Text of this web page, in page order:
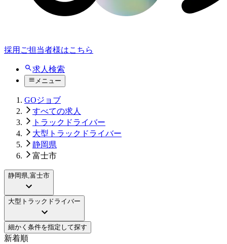
採用ご担当者様はこちら
求人検索
メニュー
GOジョブ
すべての求人
トラックドライバー
大型トラックドライバー
静岡県
富士市
静岡県,富士市
大型トラックドライバー
細かく条件を指定して探す
新着順